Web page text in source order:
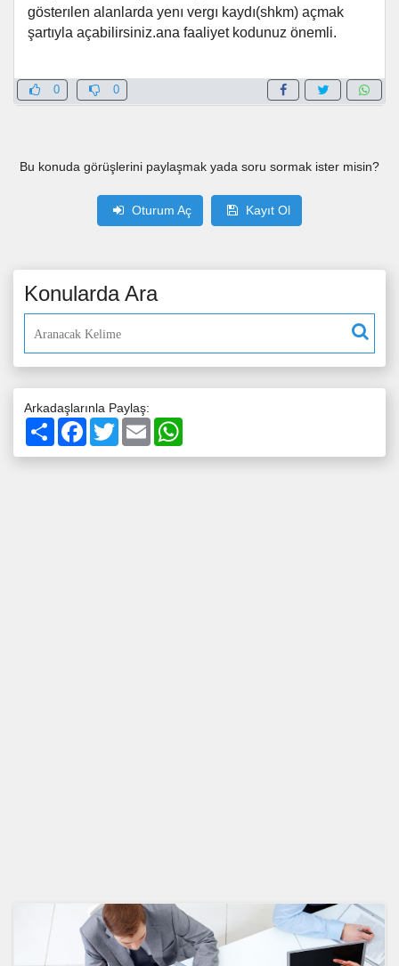
gösterılen alanlarda yenı vergı kaydı(shkm) açmak
şartıyla açabilirsiniz.ana faaliyet kodunuz önemli.
0 0
Bu konuda görüşlerini paylaşmak yada soru sormak ister misin?
Oturum Aç Kayıt Ol
Konularda Ara
Arkadaşlarınla Paylaş:
PaylaşFacebook
TwitterEmail